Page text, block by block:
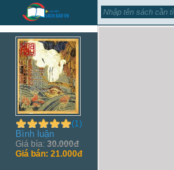
(1)
Bình luận
Giá bìa: 30.000đ
Giá bán: 21.000đ